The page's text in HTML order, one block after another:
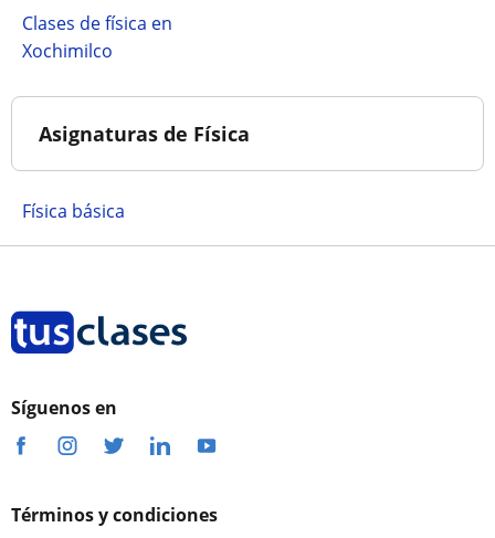
Clases de física en
Xochimilco
Asignaturas de Física
Física básica
Síguenos en
Términos y condiciones